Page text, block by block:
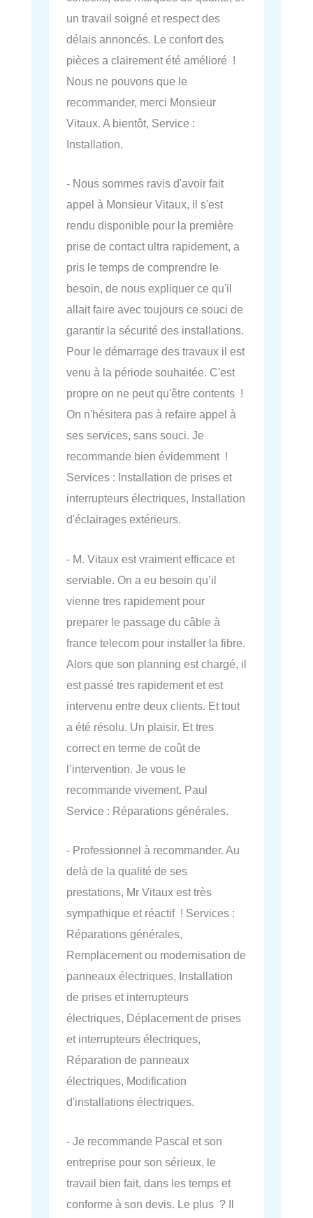
un travail soigné et respect des
délais annoncés. Le confort des
pièces a clairement été amélioré !
Nous ne pouvons que le
recommander, merci Monsieur
Vitaux. A bientôt, Service :
Installation.
- Nous sommes ravis d'avoir fait
appel à Monsieur Vitaux, il s'est
rendu disponible pour la première
prise de contact ultra rapidement, a
pris le temps de comprendre le
besoin, de nous expliquer ce qu'il
allait faire avec toujours ce souci de
garantir la sécurité des installations.
Pour le démarrage des travaux il est
venu à la période souhaitée. C'est
propre on ne peut qu'être contents !
On n'hésitera pas à refaire appel à
ses services, sans souci. Je
recommande bien évidemment !
Services : Installation de prises et
interrupteurs électriques, Installation
d'éclairages extérieurs.
- M. Vitaux est vraiment efficace et
serviable. On a eu besoin qu’il
vienne tres rapidement pour
preparer le passage du câble à
france telecom pour installer la fibre.
Alors que son planning est chargé, il
est passé tres rapidement et est
intervenu entre deux clients. Et tout
a été résolu. Un plaisir. Et tres
correct en terme de coût de
l’intervention. Je vous le
recommande vivement. Paul
Service : Réparations générales.
- Professionnel à recommander. Au
delà de la qualité de ses
prestations, Mr Vitaux est très
sympathique et réactif ! Services :
Réparations générales,
Remplacement ou modernisation de
panneaux électriques, Installation
de prises et interrupteurs
électriques, Déplacement de prises
et interrupteurs électriques,
Réparation de panneaux
électriques, Modification
d'installations électriques.
- Je recommande Pascal et son
entreprise pour son sérieux, le
travail bien fait, dans les temps et
conforme à son devis. Le plus ? Il